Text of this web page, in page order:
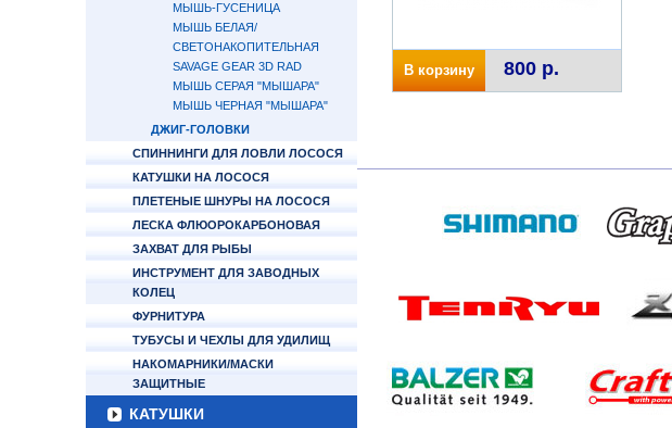
МЫШЬ-ГУСЕНИЦА
МЫШЬ БЕЛАЯ/
СВЕТОНАКОПИТЕЛЬНАЯ
SAVAGE GEAR 3D RAD
МЫШЬ СЕРАЯ "МЫШАРА"
МЫШЬ ЧЕРНАЯ "МЫШАРА"
ДЖИГ-ГОЛОВКИ
СПИННИНГИ ДЛЯ ЛОВЛИ ЛОСОСЯ
КАТУШКИ НА ЛОСОСЯ
ПЛЕТЕНЫЕ ШНУРЫ НА ЛОСОСЯ
ЛЕСКА ФЛЮОРОКАРБОНОВАЯ
ЗАХВАТ ДЛЯ РЫБЫ
ИНСТРУМЕНТ ДЛЯ ЗАВОДНЫХ
КОЛЕЦ
ФУРНИТУРА
ТУБУСЫ И ЧЕХЛЫ ДЛЯ УДИЛИЩ
НАКОМАРНИКИ/МАСКИ
ЗАЩИТНЫЕ
КАТУШКИ
В корзину 800 р.